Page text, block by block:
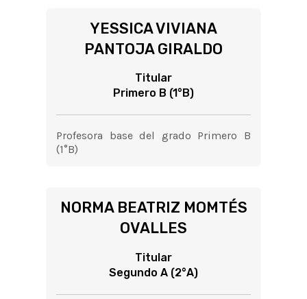
YESSICA VIVIANA
PANTOJA GIRALDO
Titular
Primero B (1°B)
Profesora base del grado Primero B
(1°B)
NORMA BEATRIZ MOMTÉS
OVALLES
Titular
Segundo A (2°A)